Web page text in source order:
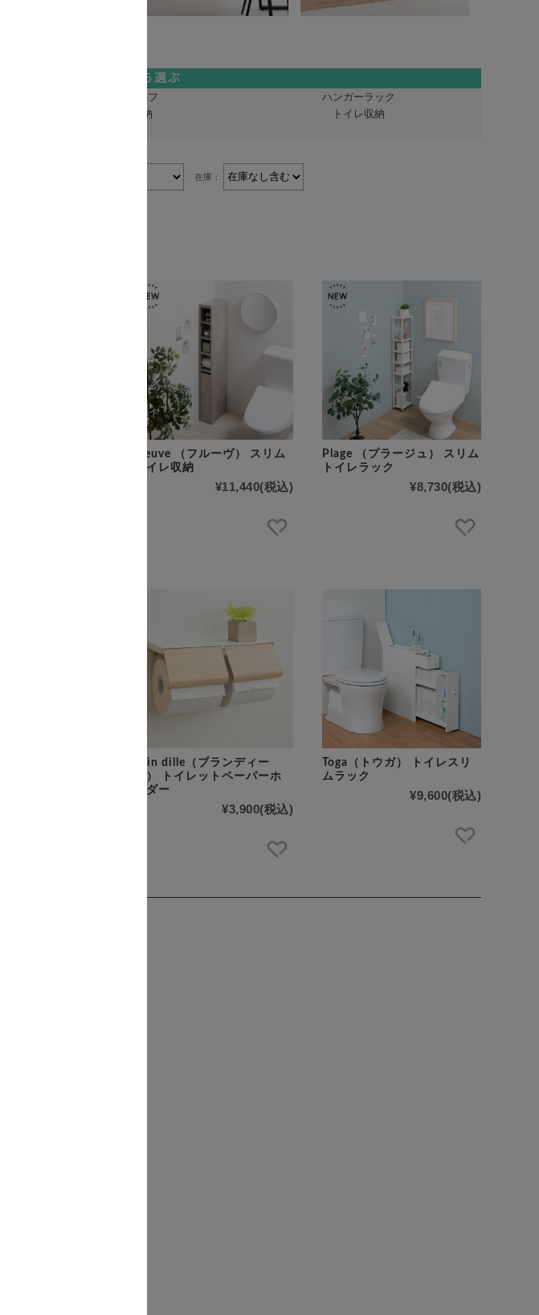
ラック・シェルフ
ハンガーラック
ランドリー収納
トイレ収納
在庫：
Fleuve （フルーヴ） スリム
トイレ収納
¥11,440(税込)
Plage （プラージュ） スリム
トイレラック
¥8,730(税込)
Brin dille（ブランディー
ユ） トイレットペーパーホ
ルダー
¥3,900(税込)
Toga（トウガ） トイレスリ
ムラック
¥9,600(税込)